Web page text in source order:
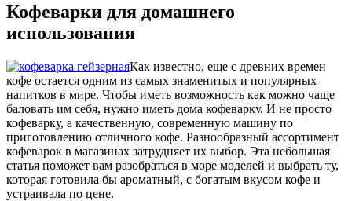
Кофеварки для домашнего
использования
Как известно, еще с древних времен
кофе остается одним из самых знаменитых и популярных
напитков в мире. Чтобы иметь возможность как можно чаще
баловать им себя, нужно иметь дома кофеварку. И не просто
кофеварку, а качественную, современную машину по
приготовлению отличного кофе. Разнообразный ассортимент
кофеварок в магазинах затрудняет их выбор. Эта небольшая
статья поможет вам разобраться в море моделей и выбрать ту,
которая готовила бы ароматный, с богатым вкусом кофе и
устраивала по цене.